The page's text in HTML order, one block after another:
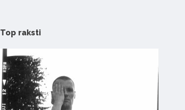
Top raksti